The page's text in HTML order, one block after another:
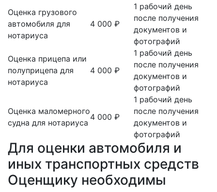
Оценка грузового
автомобиля для
нотариуса
4 000 ₽
1 рабочий день
после получения
документов и
фотографий
Оценка прицепа или
полуприцепа для
нотариуса
4 000 ₽
1 рабочий день
после получения
документов и
фотографий
Оценка маломерного
судна для нотариуса
4 000 ₽
1 рабочий день
после получения
документов и
фотографий
Для оценки автомобиля и
иных транспортных средств
Оценщику необходимы